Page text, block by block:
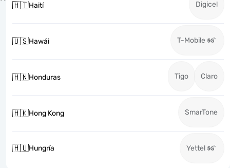
🇭🇹Haití Digicel
🇺🇸Hawái T-Mobile
🇭🇳Honduras Tigo Claro
🇭🇰Hong Kong SmarTone
🇭🇺Hungría Yettel